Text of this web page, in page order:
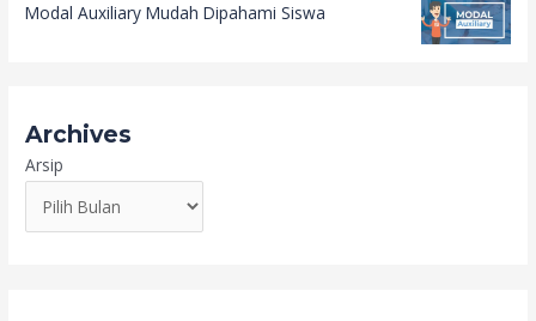
Modal Auxiliary Mudah Dipahami Siswa
Archives
Arsip